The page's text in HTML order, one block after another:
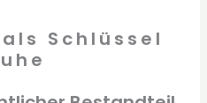
Schlüssel